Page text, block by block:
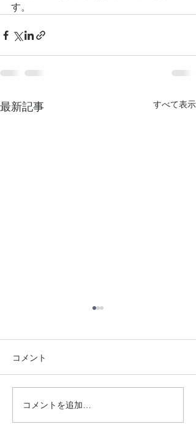
す。
最新記事 すべて表示
【第25回関東女子学生剣道新
人戦大会】 初戦：常磐大学
青学大2(4)-常磐大1(1) 先 近
藤メメ-古茂田 次 中 藤井-
ド貝瀬 副 松本 不戦勝
コメント
コメントを追加…